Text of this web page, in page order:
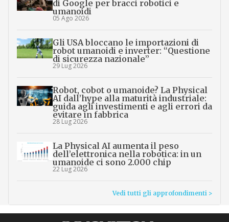
di Google per bracci robotici e
umanoidi
05 Ago 2026
Gli USA bloccano le importazioni di
robot umanoidi e inverter: “Questione
di sicurezza nazionale”
29 Lug 2026
Robot, cobot o umanoide? La Physical
AI dall’hype alla maturità industriale:
guida agli investimenti e agli errori da
evitare in fabbrica
28 Lug 2026
La Physical AI aumenta il peso
dell’elettronica nella robotica: in un
umanoide ci sono 2.000 chip
22 Lug 2026
Vedi tutti gli approfondimenti >